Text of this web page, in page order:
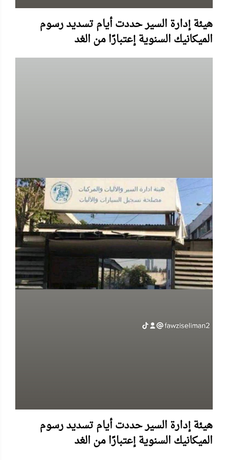
هيئة إدارة السير حددت أيام تسديد رسوم
الميكانيك السنوية إعتبارًا من الغد
هيئة إدارة السير حددت أيام تسديد رسوم
الميكانيك السنوية إعتبارًا من الغد